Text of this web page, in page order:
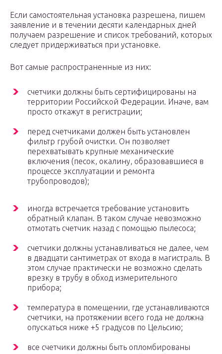
Если самостоятельная установка разрешена, пишем
заявление и в течении десяти календарных дней
получаем разрешение и список требований, которых
следует придерживаться при установке.
Вот самые распространенные из них:
счетчики должны быть сертифицированы на
территории Российской Федерации. Иначе, вам
просто откажут в регистрации;
перед счетчиками должен быть установлен
фильтр грубой очистки. Он позволяет
перехватывать крупные механические
включения (песок, окалину, образовавшиеся в
процессе эксплуатации и ремонта
трубопроводов);
иногда встречается требование установить
обратный клапан. В таком случае невозможно
отмотать счетчик назад с помощью пылесоса;
счетчики должны устанавливаться не далее, чем
в двадцати сантиметрах от входа в магистраль. В
этом случае практически не возможно сделать
врезку в трубу в обход измерительного
прибора;
температура в помещении, где устанавливаются
счетчики, на протяжении всего года не должна
опускаться ниже +5 градусов по Цельсию;
все счетчики должны быть опломбированы